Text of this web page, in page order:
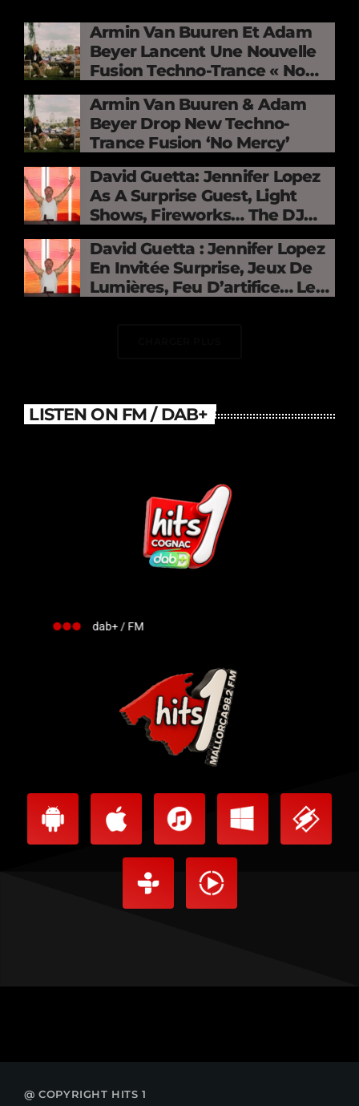
Armin Van Buuren Et Adam
Beyer Lancent Une Nouvelle
Fusion Techno-Trance « No
Armin Van Buuren & Adam
Beyer Drop New Techno-
Trance Fusion ‘No Mercy’
David Guetta: Jennifer Lopez
As A Surprise Guest, Light
Shows, Fireworks… The DJ
France
David Guetta : Jennifer Lopez
En Invitée Surprise, Jeux De
Lumières, Feu D’artifice… Le
LISTEN ON FM / DAB+
dab+ / FM
@ COPYRIGHT HITS 1